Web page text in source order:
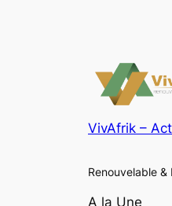
VivAfrik –
Renouvelable &
A la Une